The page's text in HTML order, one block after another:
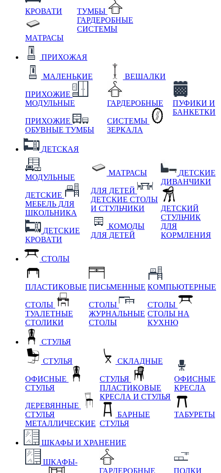
КРОВАТИ
МАТРАСЫ
ТУМБЫ
ГАРДЕРОБНЫЕ
СИСТЕМЫ
ПРИХОЖАЯ
МАЛЕНЬКИЕ
ПРИХОЖИЕ
МОДУЛЬНЫЕ
ПРИХОЖИЕ
ОБУВНЫЕ ТУМБЫ
ВЕШАЛКИ
ГАРДЕРОБНЫЕ
СИСТЕМЫ
ЗЕРКАЛА
ПУФИКИ И
БАНКЕТКИ
ДЕТСКАЯ
МОДУЛЬНЫЕ
ДЕТСКИЕ
МЕБЕЛЬ ДЛЯ
ШКОЛЬНИКА
ДЕТСКИЕ
КРОВАТИ
МАТРАСЫ
ДЛЯ ДЕТЕЙ
ДЕТСКИЕ СТОЛЫ
И СТУЛЬЧИКИ
КОМОДЫ
ДЛЯ ДЕТЕЙ
ДЕТСКИЕ
ДИВАНЧИКИ
ДЕТСКИЙ
СТУЛЬЧИК
ДЛЯ
КОРМЛЕНИЯ
СТОЛЫ
ПЛАСТИКОВЫЕ
СТОЛЫ
ТУАЛЕТНЫЕ
СТОЛИКИ
ПИСЬМЕННЫЕ
СТОЛЫ
ЖУРНАЛЬНЫЕ
СТОЛЫ
КОМПЬЮТЕРНЫЕ
СТОЛЫ
СТОЛЫ НА
КУХНЮ
СТУЛЬЯ
СТУЛЬЯ
ОФИСНЫЕ
СТУЛЬЯ
ДЕРЕВЯННЫЕ
СТУЛЬЯ
МЕТАЛЛИЧЕСКИЕ
СКЛАДНЫЕ
СТУЛЬЯ
ПЛАСТИКОВЫЕ
КРЕСЛА И СТУЛЬЯ
БАРНЫЕ
СТУЛЬЯ
ОФИСНЫЕ
КРЕСЛА
ТАБУРЕТЫ
ШКАФЫ И ХРАНЕНИЕ
ШКАФЫ-
ГАРДЕРОБНЫЕ
ПОЛКИ